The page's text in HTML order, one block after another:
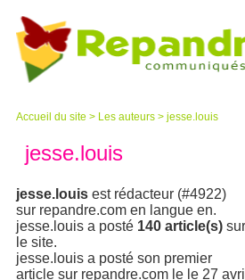
Accueil du site > Les auteurs > jesse.louis
jesse.louis
jesse.louis est rédacteur (#4922)
sur repandre.com en langue en.
jesse.louis a posté 140 article(s) sur
le site.
jesse.louis a posté son premier
article sur repandre.com le le 27 avril